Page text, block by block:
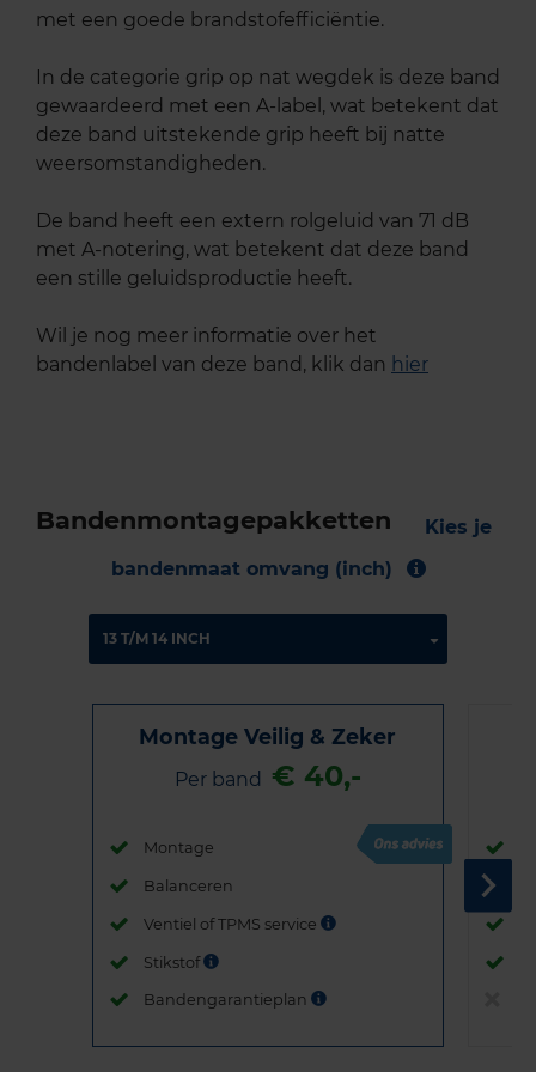
met een goede brandstofefficiëntie.
In de categorie grip op nat wegdek is deze band
gewaardeerd met een A-label, wat betekent dat
deze band uitstekende grip heeft bij natte
weersomstandigheden.
De band heeft een extern rolgeluid van 71 dB
met A-notering, wat betekent dat deze band
een stille geluidsproductie heeft.
Wil je nog meer informatie over het
bandenlabel van deze band, klik dan hier
Bandenmontagepakketten
Kies je
bandenmaat omvang (inch)
Montage Veilig & Zeker
Per band € 40,-
Montage
Balanceren
Ventiel of TPMS service
Stikstof
Bandengarantieplan